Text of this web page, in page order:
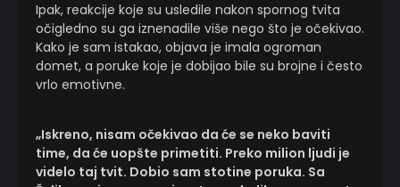
Ipak, reakcije koje su usledile nakon spornog tvita
očigledno su ga iznenadile više nego što je očekivao.
Kako je sam istakao, objava je imala ogroman
domet, a poruke koje je dobijao bile su brojne i često
vrlo emotivne.
„Iskreno, nisam očekivao da će se neko baviti
time, da će uopšte primetiti. Preko milion ljudi je
videlo taj tvit. Dobio sam stotine poruka. Sa